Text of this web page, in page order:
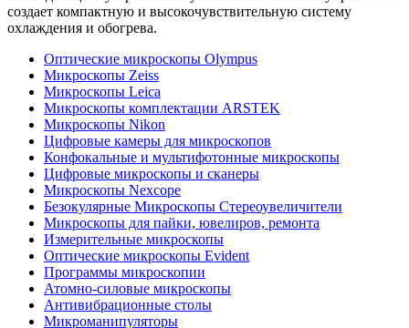
создает компактную и высокочувствительную систему
охлаждения и обогрева.
Оптические микроскопы Olympus
Микроскопы Zeiss
Микроскопы Leica
Микроскопы комплектации ARSTEK
Микроскопы Nikon
Цифровые камеры для микроскопов
Конфокальные и мультифотонные микроскопы
Цифровые микроскопы и сканеры
Микроскопы Nexcope
Безокулярные Микроскопы Стереоувеличители
Микроскопы для пайки, ювелиров, ремонта
Измерительные микроскопы
Оптические микроскопы Evident
Программы микроскопии
Атомно-силовые микроскопы
Антивибрационные столы
Микроманипуляторы